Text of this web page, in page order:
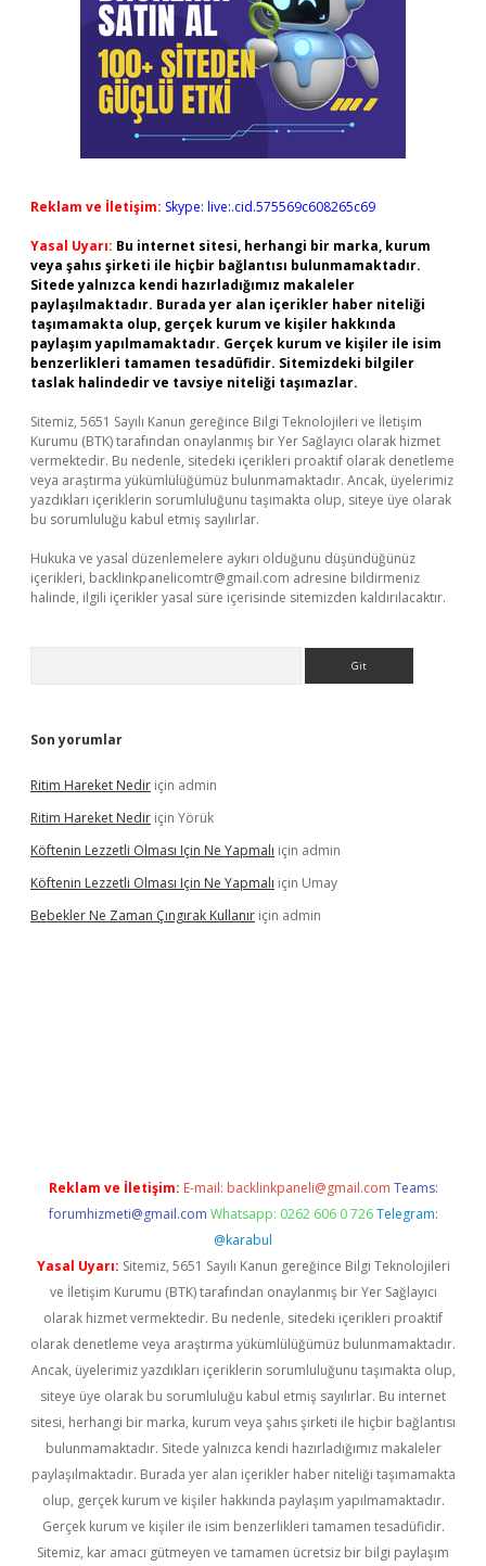
Reklam ve İletişim: Skype: live:.cid.575569c608265c69
Yasal Uyarı: Bu internet sitesi, herhangi bir marka, kurum
veya şahıs şirketi ile hiçbir bağlantısı bulunmamaktadır.
Sitede yalnızca kendi hazırladığımız makaleler
paylaşılmaktadır. Burada yer alan içerikler haber niteliği
taşımamakta olup, gerçek kurum ve kişiler hakkında
paylaşım yapılmamaktadır. Gerçek kurum ve kişiler ile isim
benzerlikleri tamamen tesadüfidir. Sitemizdeki bilgiler
taslak halindedir ve tavsiye niteliği taşımazlar.
Sitemiz, 5651 Sayılı Kanun gereğince Bilgi Teknolojileri ve İletişim
Kurumu (BTK) tarafından onaylanmış bir Yer Sağlayıcı olarak hizmet
vermektedir. Bu nedenle, sitedeki içerikleri proaktif olarak denetleme
veya araştırma yükümlülüğümüz bulunmamaktadır. Ancak, üyelerimiz
yazdıkları içeriklerin sorumluluğunu taşımakta olup, siteye üye olarak
bu sorumluluğu kabul etmiş sayılırlar.
Hukuka ve yasal düzenlemelere aykırı olduğunu düşündüğünüz
içerikleri, backlinkpanelicomtr@gmail.com adresine bildirmeniz
halinde, ilgili içerikler yasal süre içerisinde sitemizden kaldırılacaktır.
Son yorumlar
Ritim Hareket Nedir için admin
Ritim Hareket Nedir için Yörük
Köftenin Lezzetli Olması Için Ne Yapmalı için admin
Köftenin Lezzetli Olması Için Ne Yapmalı için Umay
Bebekler Ne Zaman Çıngırak Kullanır için admin
Reklam ve İletişim: E-mail: backlinkpaneli@gmail.com Teams:
forumhizmeti@gmail.com Whatsapp: 0262 606 0 726 Telegram:
@karabul
Yasal Uyarı: Sitemiz, 5651 Sayılı Kanun gereğince Bilgi Teknolojileri
ve İletişim Kurumu (BTK) tarafından onaylanmış bir Yer Sağlayıcı
olarak hizmet vermektedir. Bu nedenle, sitedeki içerikleri proaktif
olarak denetleme veya araştırma yükümlülüğümüz bulunmamaktadır.
Ancak, üyelerimiz yazdıkları içeriklerin sorumluluğunu taşımakta olup,
siteye üye olarak bu sorumluluğu kabul etmiş sayılırlar. Bu internet
sitesi, herhangi bir marka, kurum veya şahıs şirketi ile hiçbir bağlantısı
bulunmamaktadır. Sitede yalnızca kendi hazırladığımız makaleler
paylaşılmaktadır. Burada yer alan içerikler haber niteliği taşımamakta
olup, gerçek kurum ve kişiler hakkında paylaşım yapılmamaktadır.
Gerçek kurum ve kişiler ile isim benzerlikleri tamamen tesadüfidir.
Sitemiz, kar amacı gütmeyen ve tamamen ücretsiz bir bilgi paylaşım